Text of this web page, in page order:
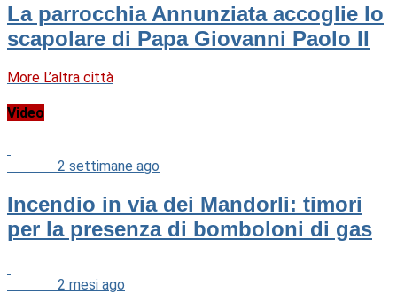
La parrocchia Annunziata accoglie lo
scapolare di Papa Giovanni Paolo II
More L’altra città
Video
2 settimane ago
Incendio in via dei Mandorli: timori
per la presenza di bomboloni di gas
2 mesi ago